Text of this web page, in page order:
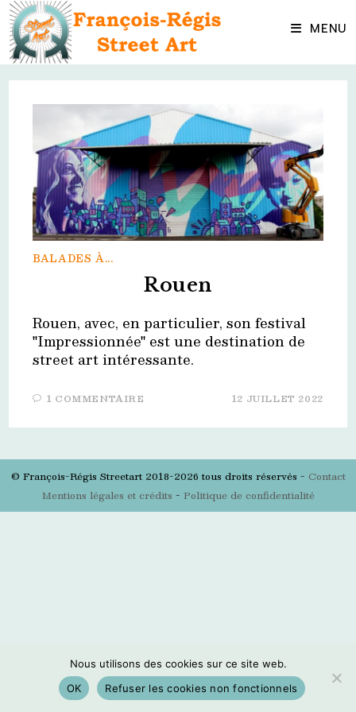
Skip
content MENU
BALADES À...
Rouen
Rouen, avec, en particulier, son festival
"Impressionnée" est une destination de
street art intéressante.
1 COMMENTAIRE 12 JUILLET 2022
© François-Régis Streetart 2018-2026 tous droits réservés - Contact
Mentions légales et crédits - Politique de confidentialité
Nous utilisons des cookies sur ce site web.
OK
Refuser les cookies non fonctionnels